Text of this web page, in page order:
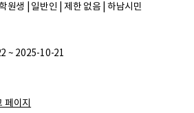
원생 | 일반인 | 제한 없음 | 하남시민
~ 2025-10-21
페이지